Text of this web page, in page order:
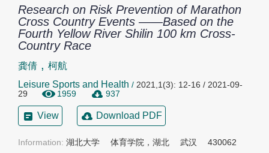
Research on Risk Prevention of Marathon
Cross Country Events ——Based on the
Fourth Yellow River Shilin 100 km Cross-
Country Race
龚倩 , 柯航
Leisure Sports and Health / 2021,1(3): 12-16 / 2021-09-
29
1959 937
View Download PDF
Information: 湖北大学  体育学院，湖北  武汉  430062